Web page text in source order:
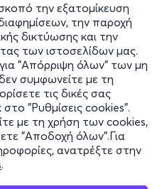
την εξατομίκευση
την παροχή
δικτύωσης και την
των ιστοσελίδων μας.
"Απόρριψη όλων" των μη
συμφωνείτε με τη
τις δικές σας
στο "Ρυθμίσεις cookies".
με τη χρήση των cookies,
"Αποδοχή όλων".Για
ανατρέξτε στην
.